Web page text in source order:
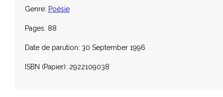
Genre: Poésie
Pages: 88
Date de parution: 30 September 1996
ISBN (Papier): 2922109038